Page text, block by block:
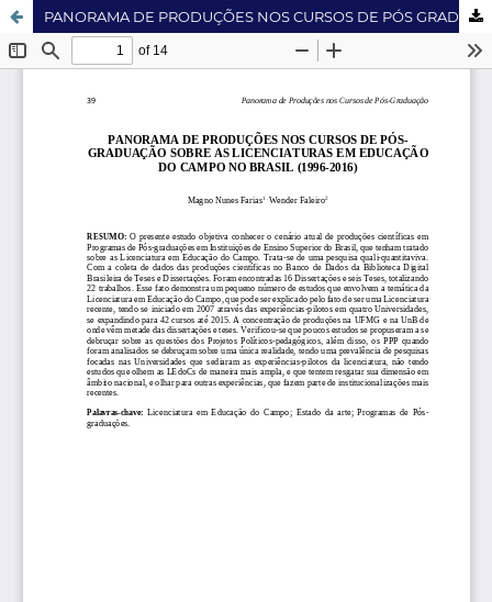
PANORAMA DE PRODUÇÕES NOS CURSOS DE PÓS GRADUAÇÃO SOBRE AS LICENCIATURAS EM EDUCAÇÃO DO CAMPO NO BRASIL (1996-2016)